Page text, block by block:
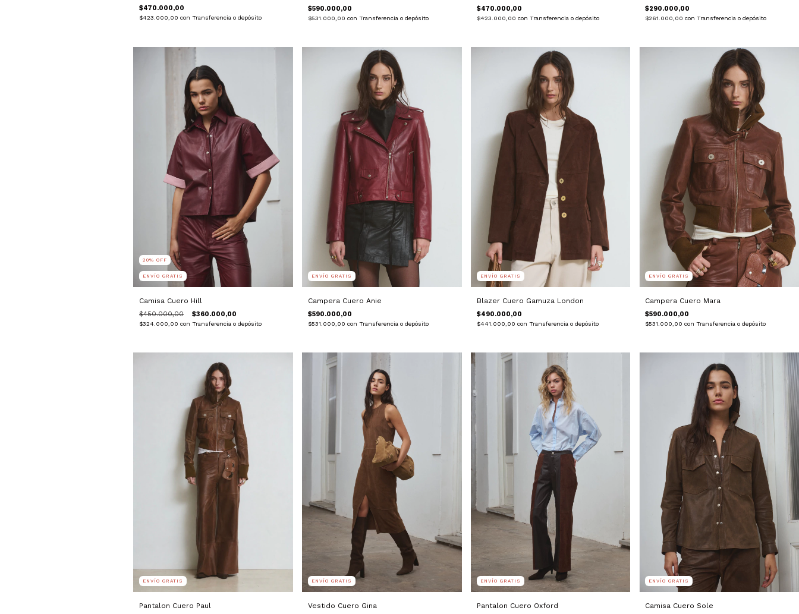
$470.000,00
$423.000,00 con Transferencia o depósito
$590.000,00
$531.000,00 con Transferencia o depósito
$470.000,00
$423.000,00 con Transferencia o depósito
$290.000,00
$261.000,00con Transferencia o depósito
20% OFF
ENVÍO GRATIS
Camisa Cuero Hill
$450.000,00 $360.000,00
$324.000,00 con Transferencia o depósito
ENVÍO GRATIS
Campera Cuero Anie
$590.000,00
$531.000,00 con Transferencia o depósito
ENVÍO GRATIS
Blazer Cuero Gamuza London
$490.000,00
$441.000,00 con Transferencia o depósito
ENVÍO GRATIS
Campera Cuero Mara
$590.000,00
$531.000,00con Transferencia o depósito
ENVÍO GRATIS
Pantalon Cuero Paul
ENVÍO GRATIS
Vestido Cuero Gina
ENVÍO GRATIS
Pantalon Cuero Oxford
ENVÍO GRATIS
Camisa Cuero Sole